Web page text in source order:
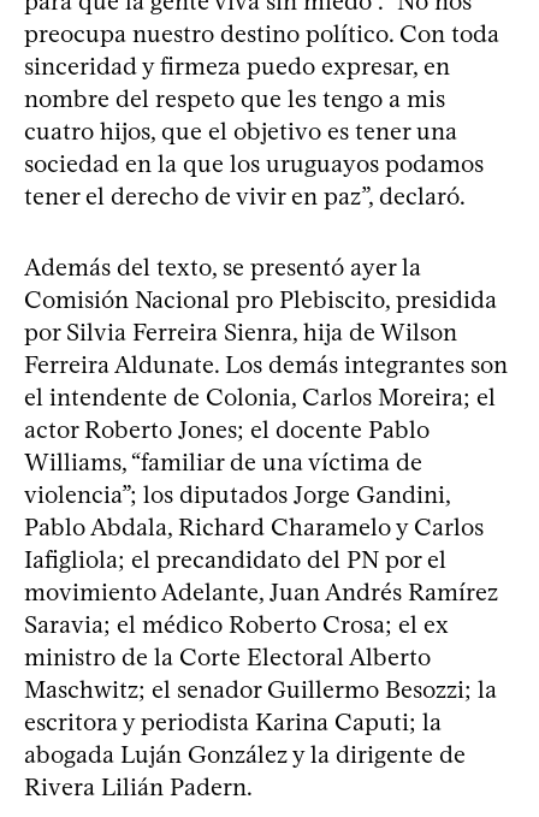
preocupa nuestro destino político. Con toda
sinceridad y firmeza puedo expresar, en
nombre del respeto que les tengo a mis
cuatro hijos, que el objetivo es tener una
sociedad en la que los uruguayos podamos
tener el derecho de vivir en paz”, declaró.
Además del texto, se presentó ayer la
Comisión Nacional pro Plebiscito, presidida
por Silvia Ferreira Sienra, hija de Wilson
Ferreira Aldunate. Los demás integrantes son
el intendente de Colonia, Carlos Moreira; el
actor Roberto Jones; el docente Pablo
Williams, “familiar de una víctima de
violencia”; los diputados Jorge Gandini,
Pablo Abdala, Richard Charamelo y Carlos
Iafigliola; el precandidato del PN por el
movimiento Adelante, Juan Andrés Ramírez
Saravia; el médico Roberto Crosa; el ex
ministro de la Corte Electoral Alberto
Maschwitz; el senador Guillermo Besozzi; la
escritora y periodista Karina Caputi; la
abogada Luján González y la dirigente de
Rivera Lilián Padern.